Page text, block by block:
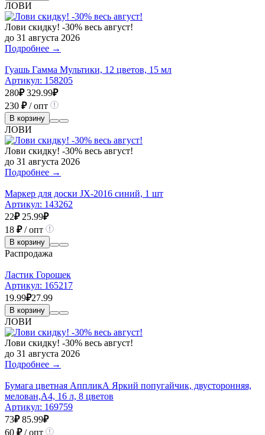
ЛОВИ
Лови скидку! -30% весь август!
до 31 августа 2026
Подробнее →
Гуашь Гамма Мультики, 12 цветов, 15 мл
Артикул: 158205
280₽ 329.99₽
230 ₽/ опт
В корзину
ЛОВИ
Лови скидку! -30% весь август!
до 31 августа 2026
Подробнее →
Маркер для доски JX-2016 синий, 1 шт
Артикул: 143262
22₽ 25.99₽
18 ₽/ опт
В корзину
Распродажа
Ластик Горошек
Артикул: 165217
19.99₽27.99
В корзину
ЛОВИ
Лови скидку! -30% весь август!
до 31 августа 2026
Подробнее →
Бумага цветная АппликА Яркий попугайчик, двусторонняя,
мелован,А4, 16 л, 8 цветов
Артикул: 169759
73₽ 85.99₽
60 ₽/ опт